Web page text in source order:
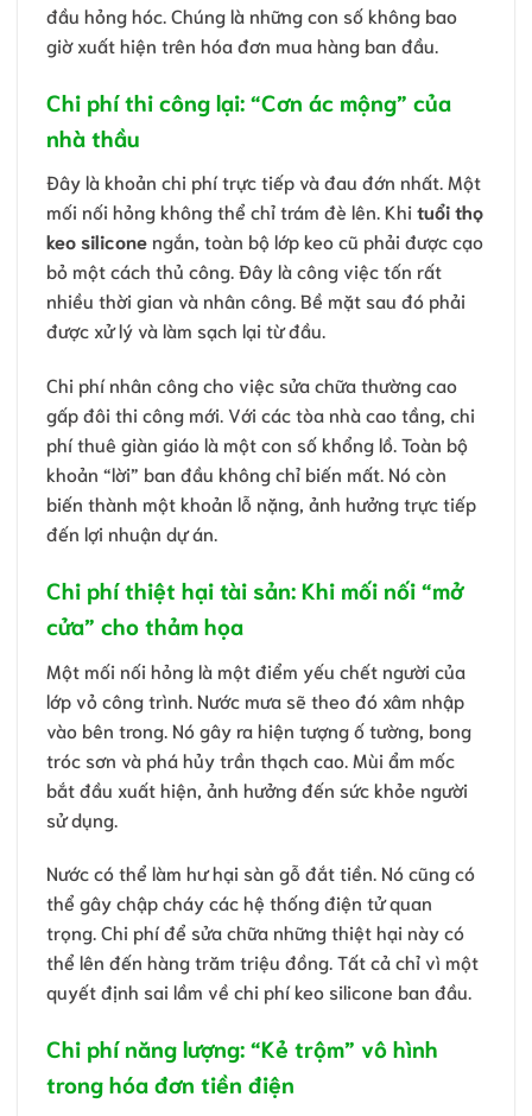
đầu hỏng hóc. Chúng là những con số không bao
giờ xuất hiện trên hóa đơn mua hàng ban đầu.
Chi phí thi công lại: “Cơn ác mộng” của
nhà thầu
Đây là khoản chi phí trực tiếp và đau đớn nhất. Một
mối nối hỏng không thể chỉ trám đè lên. Khi tuổi thọ
keo silicone ngắn, toàn bộ lớp keo cũ phải được cạo
bỏ một cách thủ công. Đây là công việc tốn rất
nhiều thời gian và nhân công. Bề mặt sau đó phải
được xử lý và làm sạch lại từ đầu.
Chi phí nhân công cho việc sửa chữa thường cao
gấp đôi thi công mới. Với các tòa nhà cao tầng, chi
phí thuê giàn giáo là một con số khổng lồ. Toàn bộ
khoản “lời” ban đầu không chỉ biến mất. Nó còn
biến thành một khoản lỗ nặng, ảnh hưởng trực tiếp
đến lợi nhuận dự án.
Chi phí thiệt hại tài sản: Khi mối nối “mở
cửa” cho thảm họa
Một mối nối hỏng là một điểm yếu chết người của
lớp vỏ công trình. Nước mưa sẽ theo đó xâm nhập
vào bên trong. Nó gây ra hiện tượng ố tường, bong
tróc sơn và phá hủy trần thạch cao. Mùi ẩm mốc
bắt đầu xuất hiện, ảnh hưởng đến sức khỏe người
sử dụng.
Nước có thể làm hư hại sàn gỗ đắt tiền. Nó cũng có
thể gây chập cháy các hệ thống điện tử quan
trọng. Chi phí để sửa chữa những thiệt hại này có
thể lên đến hàng trăm triệu đồng. Tất cả chỉ vì một
quyết định sai lầm về chi phí keo silicone ban đầu.
Chi phí năng lượng: “Kẻ trộm” vô hình
trong hóa đơn tiền điện